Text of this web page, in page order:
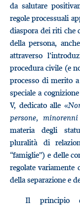
da salutare
regole processuali
diaspora dei riti che
della persona,
attraverso
procedura civile (e
processo di merito
speciale a
V, dedicato alle «
persone,
materia degli
pluralità di
“famiglie”) e delle
regolate variamente
della separazione e
Il principio